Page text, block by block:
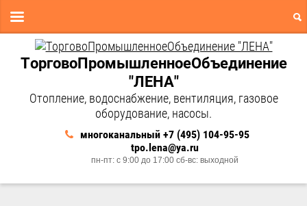
ТорговоПромышленноеОбъединение
"ЛЕНА"
Отопление, водоснабжение, вентиляция, газовое
оборудование, насосы.
многоканальный +7 (495) 104-95-95
tpo.lena@ya.ru
пн-пт: с 9:00 до 17:00 сб-вс: выходной